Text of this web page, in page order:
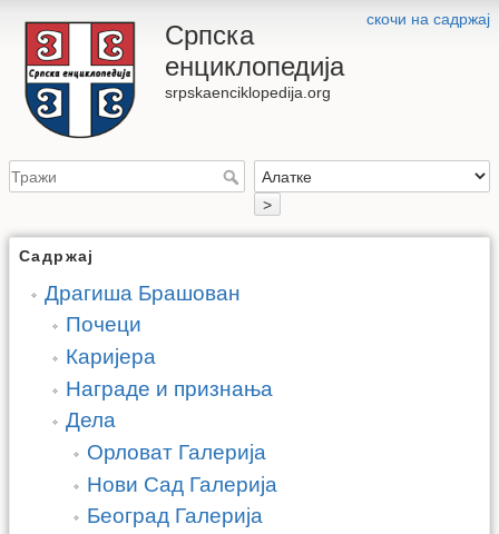
скочи на садржај
Српска
енциклопедија
srpskaenciklopedija.org
>
Садржај
Драгиша Брашован
Почеци
Каријера
Награде и признања
Дела
Орловат Галерија
Нови Сад Галерија
Београд Галерија